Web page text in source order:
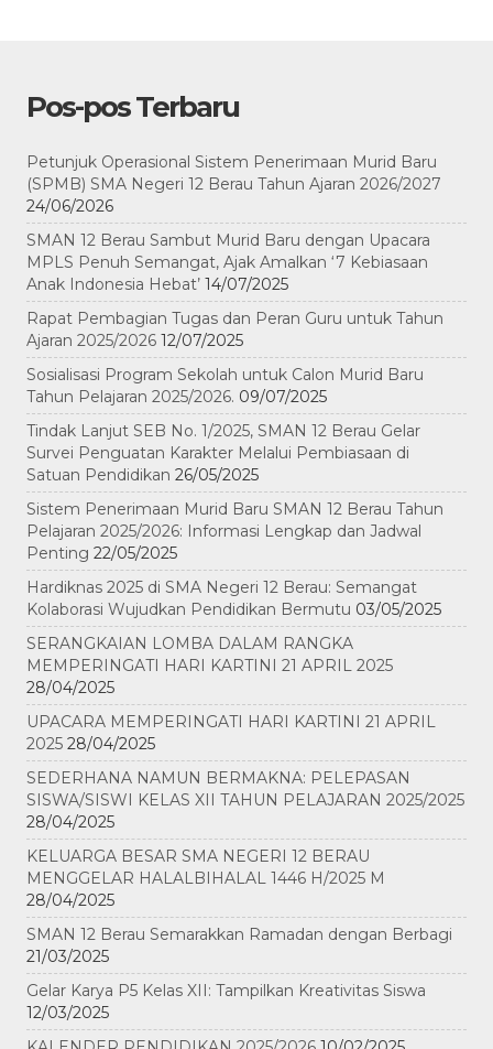
Pos-pos Terbaru
Petunjuk Operasional Sistem Penerimaan Murid Baru
(SPMB) SMA Negeri 12 Berau Tahun Ajaran 2026/2027
24/06/2026
SMAN 12 Berau Sambut Murid Baru dengan Upacara
MPLS Penuh Semangat, Ajak Amalkan ‘7 Kebiasaan
Anak Indonesia Hebat’ 14/07/2025
Rapat Pembagian Tugas dan Peran Guru untuk Tahun
Ajaran 2025/2026 12/07/2025
Sosialisasi Program Sekolah untuk Calon Murid Baru
Tahun Pelajaran 2025/2026. 09/07/2025
Tindak Lanjut SEB No. 1/2025, SMAN 12 Berau Gelar
Survei Penguatan Karakter Melalui Pembiasaan di
Satuan Pendidikan 26/05/2025
Sistem Penerimaan Murid Baru SMAN 12 Berau Tahun
Pelajaran 2025/2026: Informasi Lengkap dan Jadwal
Penting 22/05/2025
Hardiknas 2025 di SMA Negeri 12 Berau: Semangat
Kolaborasi Wujudkan Pendidikan Bermutu 03/05/2025
SERANGKAIAN LOMBA DALAM RANGKA
MEMPERINGATI HARI KARTINI 21 APRIL 2025
28/04/2025
UPACARA MEMPERINGATI HARI KARTINI 21 APRIL
2025 28/04/2025
SEDERHANA NAMUN BERMAKNA: PELEPASAN
SISWA/SISWI KELAS XII TAHUN PELAJARAN 2025/2025
28/04/2025
KELUARGA BESAR SMA NEGERI 12 BERAU
MENGGELAR HALALBIHALAL 1446 H/2025 M
28/04/2025
SMAN 12 Berau Semarakkan Ramadan dengan Berbagi
21/03/2025
Gelar Karya P5 Kelas XII: Tampilkan Kreativitas Siswa
12/03/2025